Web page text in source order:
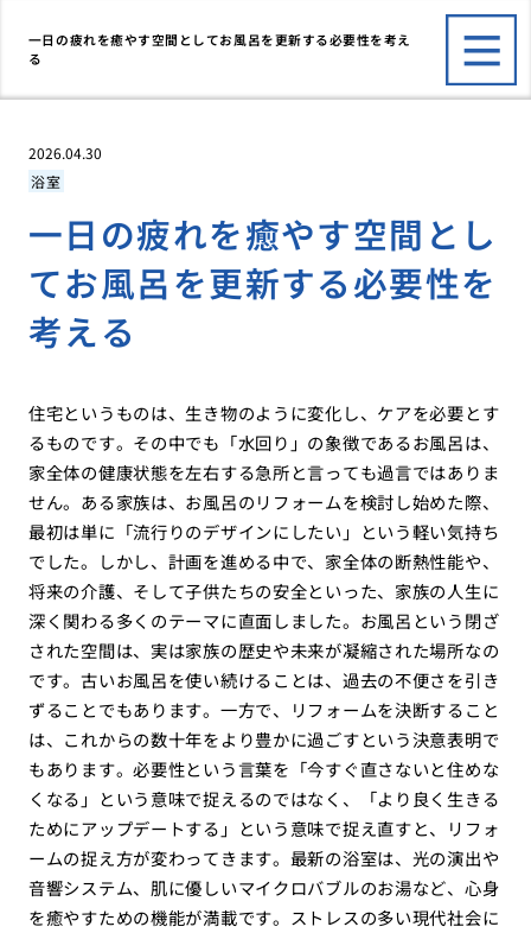
一日の疲れを癒やす空間としてお風呂を更新する必要性を考え
る
2026.04.30
浴室
一日の疲れを癒やす空間とし
てお風呂を更新する必要性を
考える
住宅というものは、生き物のように変化し、ケアを必要とす
るものです。その中でも「水回り」の象徴であるお風呂は、
家全体の健康状態を左右する急所と言っても過言ではありま
せん。ある家族は、お風呂のリフォームを検討し始めた際、
最初は単に「流行りのデザインにしたい」という軽い気持ち
でした。しかし、計画を進める中で、家全体の断熱性能や、
将来の介護、そして子供たちの安全といった、家族の人生に
深く関わる多くのテーマに直面しました。お風呂という閉ざ
された空間は、実は家族の歴史や未来が凝縮された場所なの
です。古いお風呂を使い続けることは、過去の不便さを引き
ずることでもあります。一方で、リフォームを決断すること
は、これからの数十年をより豊かに過ごすという決意表明で
もあります。必要性という言葉を「今すぐ直さないと住めな
くなる」という意味で捉えるのではなく、「より良く生きる
ためにアップデートする」という意味で捉え直すと、リフォ
ームの捉え方が変わってきます。最新の浴室は、光の演出や
音響システム、肌に優しいマイクロバブルのお湯など、心身
を癒やすための機能が満載です。ストレスの多い現代社会に